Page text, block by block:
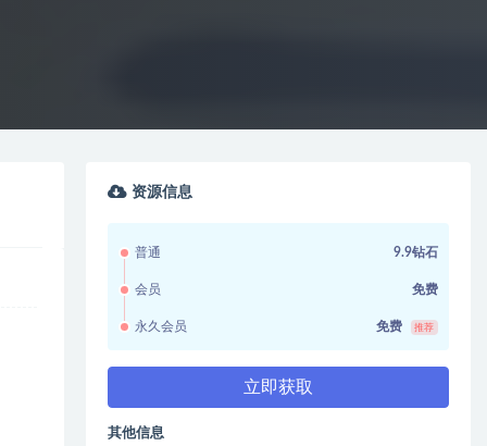
资源信息
普通 9.9钻石
会员 免费
永久会员 免费 推荐
立即获取
其他信息